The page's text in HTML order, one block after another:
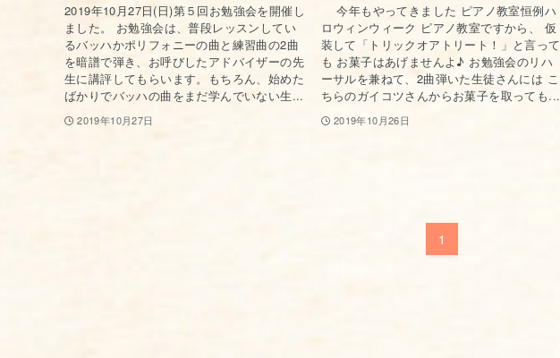
2019年10月27日(日)第５回お勉強会を開催し
ました。 お勉強会は、普段レッスンしてい
るバッハかポリフォニーの曲と練習曲の2曲
を暗譜で弾き、お呼びしたアドバイザーの先
生に講評してもらいます。もちろん、始めた
ばかりでバッハの曲をまだ学んでいない生...
2019年10月27日
今年もやってきました ピアノ教室恒例ハ
ロウィンウィーク ピアノ教室ですから、 仮
装して「トリックオアトリート！」と言って
も お菓子はあげませんよ♪ お勉強会のリハ
ーサルを兼ねて、2曲弾いた生徒さんには こ
ちらのガイコツさんからお菓子を取っても...
2019年10月26日
1